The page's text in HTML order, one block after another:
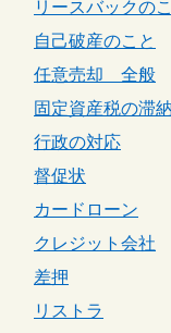
リースバックの
自己破産のこと
任意売却 全般
固定資産税の滞納
行政の対応
督促状
カードローン
クレジット会社
差押
リストラ